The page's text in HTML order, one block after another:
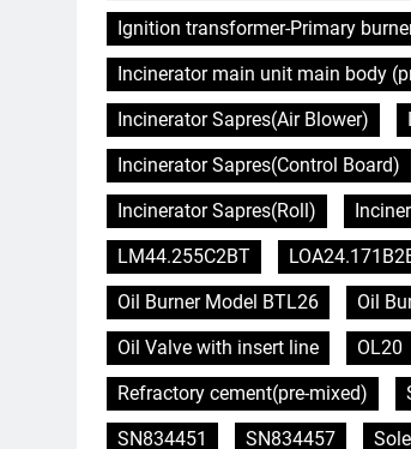
Ignition transformer-Primary
Incinerator main unit main body
Incinerator Sapres(Air Blower)
Incinerator Sapres(Control Board)
Incinerator Sapres(Roll)
LM44.255C2BT
Oil Burner Model BTL26
Oil
Oil Valve with insert line
OL20
Refractory cement(pre-mixed)
SN834451
SN834457